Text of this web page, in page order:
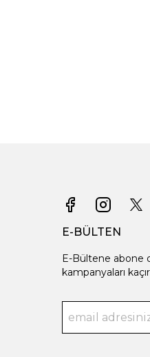
E-BÜLTEN
E-Bültene abone
kampanyaları